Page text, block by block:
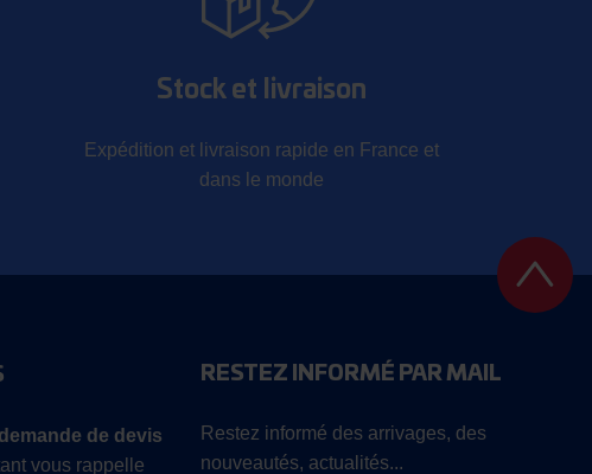
Stock et livraison
Expédition et livraison rapide en France et
dans le monde
de devis
vous rappelle
RESTEZ INFORMÉ PAR MAIL
Restez informé des arrivages, des
nouveautés, actualités...